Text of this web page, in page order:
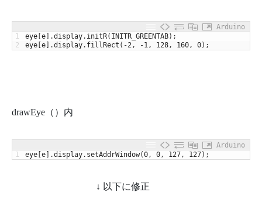
Arduino
1
2
eye e .display. initR( INITR_GREENTAB) ;
eye e .display. fillRect ( -2, -1, 128, 160, 0) ;
drawEye（）内
Arduino
1
eye e .display. setAddrWindow(0, 0, 127, 127) ;
↓ 以下に修正